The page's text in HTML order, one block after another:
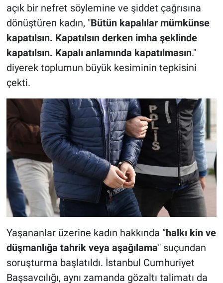
açık bir nefret söylemine ve şiddet çağrısına
dönüştüren kadın, "Bütün kapalılar mümkünse
kapatılsın. Kapatılsın derken imha şeklinde
kapatılsın. Kapalı anlamında kapatılmasın."
diyerek toplumun büyük kesiminin tepkisini
çekti.
Yaşananlar üzerine kadın hakkında “halkı kin ve
düşmanlığa tahrik veya aşağılama" suçundan
soruşturma başlatıldı. İstanbul Cumhuriyet
Başsavcılığı, aynı zamanda gözaltı talimatı da